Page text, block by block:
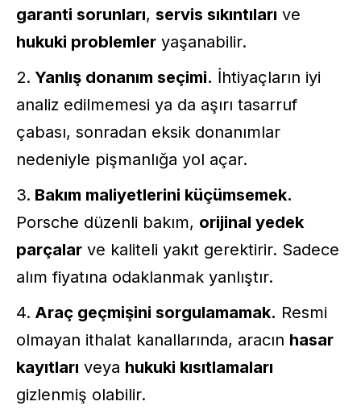
garanti sorunları, servis sıkıntıları ve
hukuki problemler yaşanabilir.
Yanlış donanım seçimi. İhtiyaçların iyi
analiz edilmemesi ya da aşırı tasarruf
çabası, sonradan eksik donanımlar
nedeniyle pişmanlığa yol açar.
Bakım maliyetlerini küçümsemek.
Porsche düzenli bakım, orijinal yedek
parçalar ve kaliteli yakıt gerektirir. Sadece
alım fiyatına odaklanmak yanlıştır.
Araç geçmişini sorgulamamak. Resmi
olmayan ithalat kanallarında, aracın hasar
kayıtları veya hukuki kısıtlamaları
gizlenmiş olabilir.